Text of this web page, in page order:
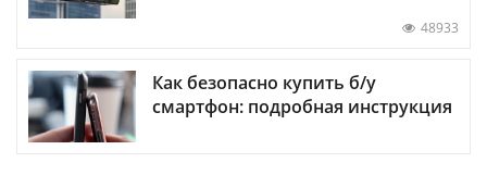
48933
Как безопасно купить б/у
смартфон: подробная инструкция